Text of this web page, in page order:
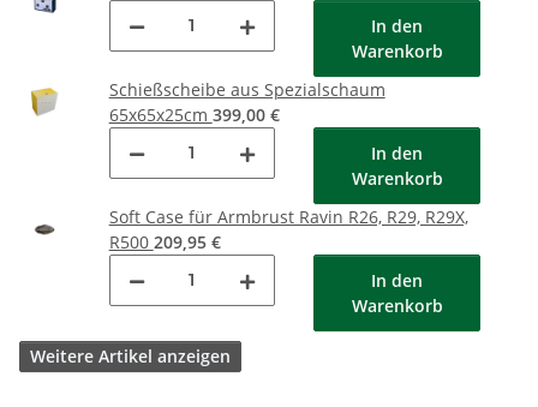
In den
Warenkorb
Schießscheibe aus Spezialschaum
65x65x25cm 399,00 €
In den
Warenkorb
Soft Case für Armbrust Ravin R26, R29, R29X,
R500 209,95 €
In den
Warenkorb
Weitere Artikel anzeigen